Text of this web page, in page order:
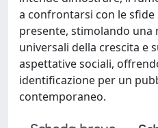
a confrontarsi con le sfide
presente, stimolando
universali della crescita e
aspettative sociali,
identificazione per un
contemporaneo.